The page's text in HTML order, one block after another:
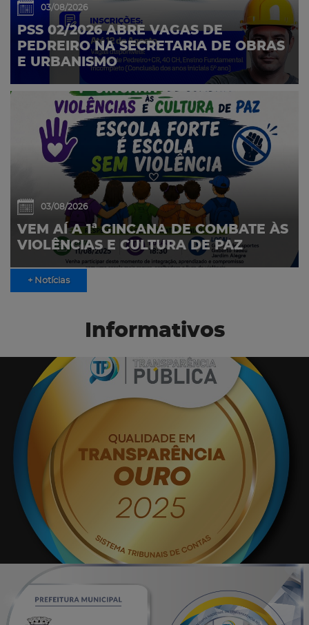
03/08/2026
PSS 02/2026 ABRE VAGAS DE
PEDREIRO NA SECRETARIA DE OBRAS
E URBANISMO
03/08/2026
VEM AÍ A 1ª GINCANA DE COMBATE ÀS
VIOLÊNCIAS E CULTURA DE PAZ
+ Notícias
Informativos